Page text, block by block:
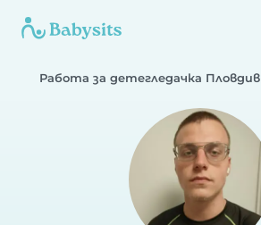
Работа за детегледачка Пловдив